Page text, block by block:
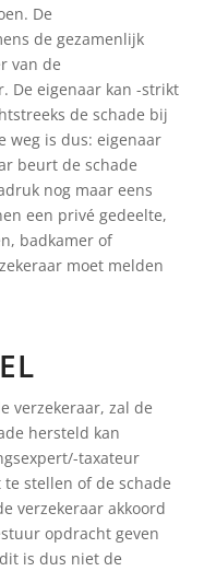
De
de gezamenlijk
van de
De eigenaar kan -strikt
de schade bij
weg is dus: eigenaar
beurt de schade
nog maar eens
een privé gedeelte,
badkamer of
moet melden
verzekeraar, zal de
hersteld kan
taxateur
stellen of de schade
verzekeraar akkoord
opdracht geven
is dus niet de